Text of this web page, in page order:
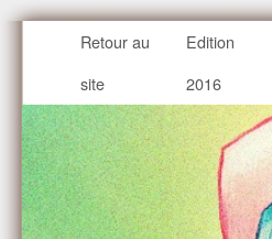
Retour au
site
Edition
2016